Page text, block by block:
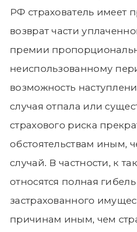
РФ страхователь имеет
возврат части
премии
неиспользованному
возможность
случая отпала или
страхового риска
обстоятельствам иным,
случай. В частности, к
относятся полная гибель
застрахованного
причинам иным, чем